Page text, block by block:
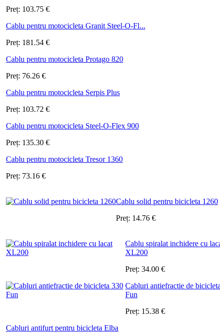
Preț: 103.75 €
Cablu pentru motocicleta Granit Steel-O-Fl...
Preț: 181.54 €
Cablu pentru motocicleta Protago 820
Preț: 76.26 €
Cablu pentru motocicleta Serpis Plus
Preț: 103.72 €
Cablu pentru motocicleta Steel-O-Flex 900
Preț: 135.30 €
Cablu pentru motocicleta Tresor 1360
Preț: 73.16 €
Cablu solid pentru bicicleta 1260
Preț: 14.76 €
Cablu spiralat inchidere cu
XL200
Preț: 34.00 €
Cabluri antiefractie de
Fun
Preț: 15.38 €
Cabluri antifurt pentru bicicleta Elba